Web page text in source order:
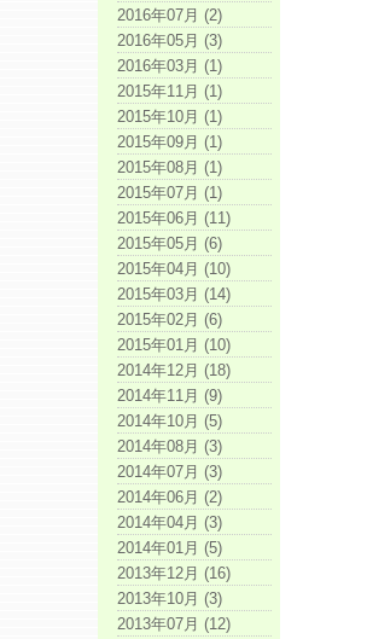
2016年07月 (2)
2016年05月 (3)
2016年03月 (1)
2015年11月 (1)
2015年10月 (1)
2015年09月 (1)
2015年08月 (1)
2015年07月 (1)
2015年06月 (11)
2015年05月 (6)
2015年04月 (10)
2015年03月 (14)
2015年02月 (6)
2015年01月 (10)
2014年12月 (18)
2014年11月 (9)
2014年10月 (5)
2014年08月 (3)
2014年07月 (3)
2014年06月 (2)
2014年04月 (3)
2014年01月 (5)
2013年12月 (16)
2013年10月 (3)
2013年07月 (12)